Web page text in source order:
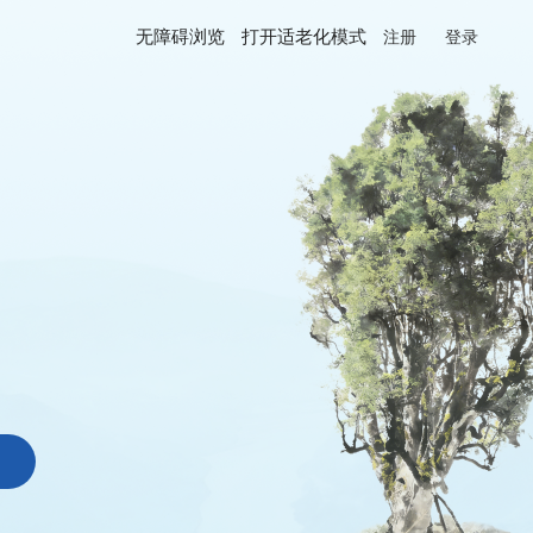
无障碍浏览 打开适老化模式 注册 登录